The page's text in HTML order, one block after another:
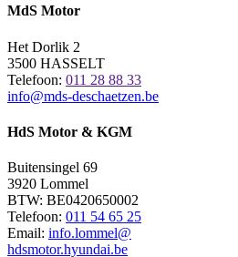
MdS Motor
Het Dorlik 2
3500 HASSELT
Telefoon: 011 28 88 33
info@mds-deschaetzen.be
HdS Motor & KGM
Buitensingel 69
3920 Lommel
BTW: BE0420650002
Telefoon: 011 54 65 25
Email: info.lommel@
hdsmotor.hyundai.be